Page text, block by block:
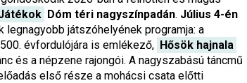
Dóm téri nagyszínpadán. Július 4-én
legnagyobb játszóhelyének programja: a
évfordulójára is emlékező, Hősök hajnala
és a népzene rajongói. A nagyszabású táncmű
első része a mohácsi csata előtti